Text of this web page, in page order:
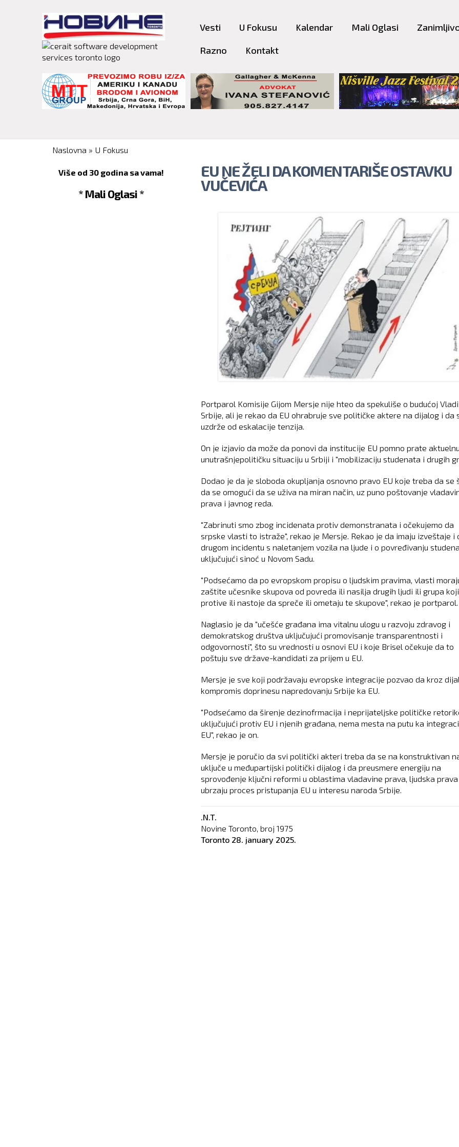
content
Vesti U Fokusu Kalendar Mali Oglasi
Razno Kontakt
You are here
Naslovna » U Fokusu
Više od 30 godina sa vama!
* Mali Oglasi *
EU NE ŽELI DA KOMENTARIŠE OSTAVKU
VUČEVIĆA
Portparol Komisije Gijom Mersje nije hteo da spekuliše o budućoj Vladi
Srbije, ali je rekao da EU ohrabruje sve političke aktere na dijalog i da
uzdrže od eskalacije tenzija.
On je izjavio da može da ponovi da institucije EU pomno prate
unutrašnjepolitičku situaciju u Srbiji i "mobilizaciju studenata i drugih
Dodao je da je sloboda okupljanja osnovno pravo EU koje treba da se
da se omogući da se uživa na miran način, uz puno poštovanje
prava i javnog reda.
"Zabrinuti smo zbog incidenata protiv demonstranata i očekujemo da
srpske vlasti to istraže", rekao je Mersje. Rekao je da imaju izveštaje i
drugom incidentu s naletanjem vozila na ljude i o povređivanju
uključujući sinoć u Novom Sadu.
"Podsećamo da po evropskom propisu o ljudskim pravima, vlasti
zaštite učesnike skupova od povreda ili nasilja drugih ljudi ili grupa
protive ili nastoje da spreče ili ometaju te skupove", rekao je portparol.
Naglasio je da "učešće građana ima vitalnu ulogu u razvoju zdravog i
demokratskog društva uključujući promovisanje transparentnosti i
odgovornosti", što su vrednosti u osnovi EU i koje Brisel očekuje da to
poštuju sve države-kandidati za prijem u EU.
Mersje je sve koji podržavaju evropske integracije pozvao da kroz
kompromis doprinesu napredovanju Srbije ka EU.
"Podsećamo da širenje dezinofrmacija i neprijateljske političke
uključujući protiv EU i njenih građana, nema mesta na putu ka
EU", rekao je on.
Mersje je poručio da svi politički akteri treba da se na konstruktivan
uključe u međupartijski politički dijalog i da preusmere energiju na
sprovođenje ključni reformi u oblastima vladavine prava, ljudska
ubrzaju proces pristupanja EU u interesu naroda Srbije.
.N.T.
Novine Toronto, broj 1975
Toronto 28. january 2025.